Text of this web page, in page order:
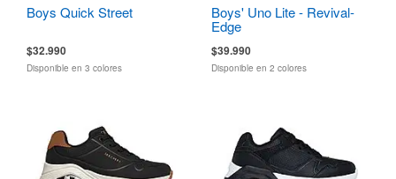
Boys Quick Street
$32.990
Disponible en 3 colores
Boys' Uno Lite - Revival-
Edge
$39.990
Disponible en 2 colores